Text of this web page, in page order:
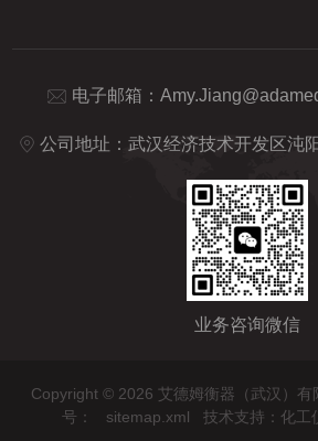
电子邮箱：
公司地址：武汉经济技术开发区沌
业务咨询微信
Copyright © 2026 艾德姆衡器（武汉）
号：
sitemap.xml 技术支持： 化工